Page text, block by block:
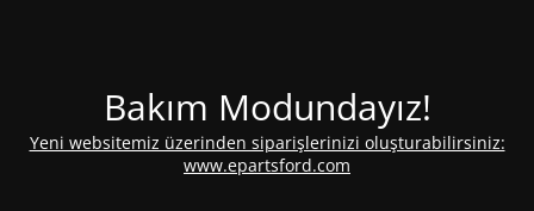
Bakım Modundayız!
Yeni websitemiz üzerinden siparişlerinizi oluşturabilirsiniz:
www.epartsford.com